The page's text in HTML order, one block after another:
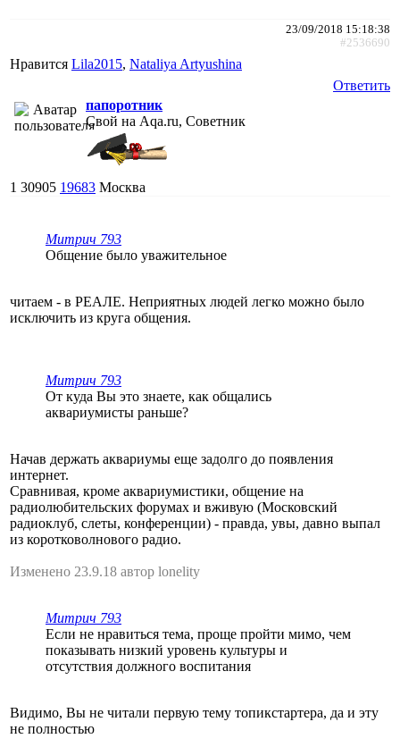
23/09/2018 15:18:38
#2536690
Нравится Lila2015, Nataliya Artyushina
Ответить
папоротник
Свой на Aqa.ru, Советник
1 30905 19683 Москва
Митрич 793
Общение было уважительное
читаем - в РЕАЛЕ. Неприятных людей легко можно было
исключить из круга общения.
Митрич 793
От куда Вы это знаете, как общались
аквариумисты раньше?
Начав держать аквариумы еще задолго до появления
интернет.
Сравнивая, кроме аквариумистики, общение на
радиолюбительских форумах и вживую (Московский
радиоклуб, слеты, конференции) - правда, увы, давно выпал
из коротковолнового радио.
Изменено 23.9.18 автор lonelity
Митрич 793
Если не нравиться тема, проще пройти мимо, чем
показывать низкий уровень культуры и
отсутствия должного воспитания
Видимо, Вы не читали первую тему топикстартера, да и эту
не полностью